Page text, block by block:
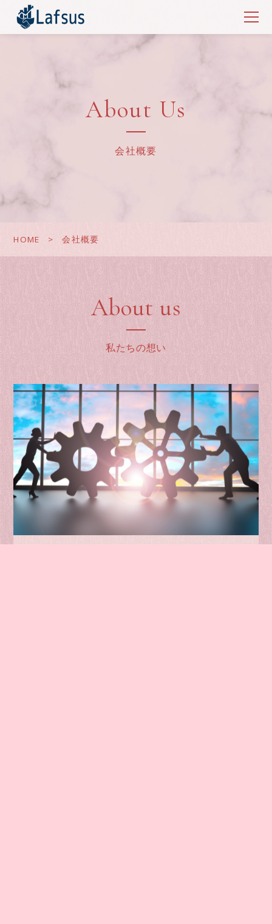
About Us
会社概要
HOME 会社概要
About us
私たちの想い